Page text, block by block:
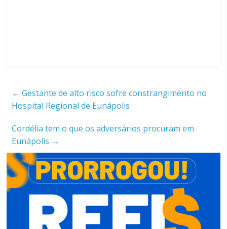
← Gestante de alto risco sofre constrangimento no
Hospital Regional de Eunápolis
Cordélia tem o que os adversários procuram em
Eunápolis →